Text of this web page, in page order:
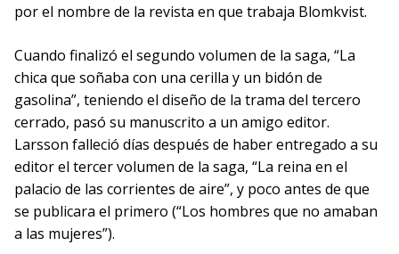
por el nombre de la revista en que trabaja Blomkvist.
Cuando finalizó el segundo volumen de la saga, “La
chica que soñaba con una cerilla y un bidón de
gasolina”, teniendo el diseño de la trama del tercero
cerrado, pasó su manuscrito a un amigo editor.
Larsson falleció días después de haber entregado a su
editor el tercer volumen de la saga, “La reina en el
palacio de las corrientes de aire”, y poco antes de que
se publicara el primero (“Los hombres que no amaban
a las mujeres”).